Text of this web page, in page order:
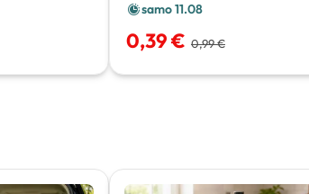
samo 11.08
0,39 € 0,99 €